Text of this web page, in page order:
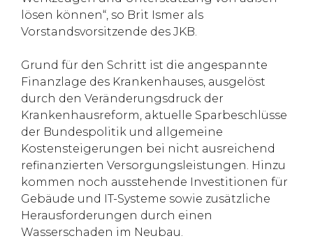
lösen können“, so Brit Ismer als
Vorstandsvorsitzende des JKB.
Grund für den Schritt ist die angespannte
Finanzlage des Krankenhauses, ausgelöst
durch den Veränderungsdruck der
Krankenhausreform, aktuelle Sparbeschlüsse
der Bundespolitik und allgemeine
Kostensteigerungen bei nicht ausreichend
refinanzierten Versorgungsleistungen. Hinzu
kommen noch ausstehende Investitionen für
Gebäude und IT-Systeme sowie zusätzliche
Herausforderungen durch einen
Wasserschaden im Neubau.